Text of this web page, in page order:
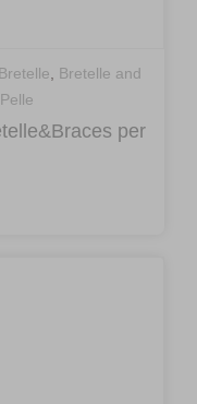
Bretelle, Bretelle and
Pelle
per